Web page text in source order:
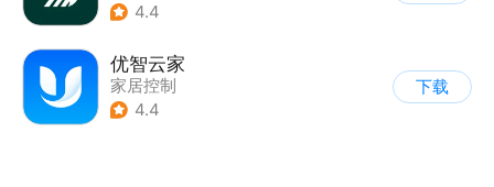
4.4
优智云家
家居控制
4.4
下载